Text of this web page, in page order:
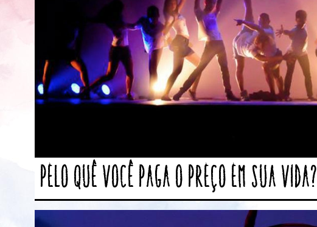
Pelo quê você paga o preço em sua vida?